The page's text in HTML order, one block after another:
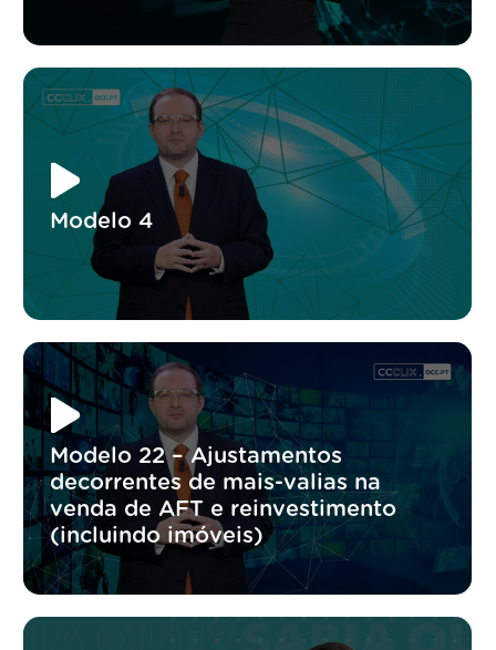
Modelo 4
Modelo 22 – Ajustamentos
decorrentes de mais-valias na
venda de AFT e reinvestimento
(incluindo imóveis)